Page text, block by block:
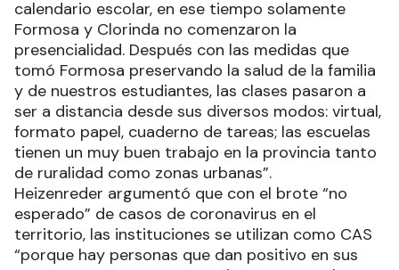
calendario escolar, en ese tiempo solamente
Formosa y Clorinda no comenzaron la
presencialidad. Después con las medidas que
tomó Formosa preservando la salud de la familia
y de nuestros estudiantes, las clases pasaron a
ser a distancia desde sus diversos modos: virtual,
formato papel, cuaderno de tareas; las escuelas
tienen un muy buen trabajo en la provincia tanto
de ruralidad como zonas urbanas”.
Heizenreder argumentó que con el brote “no
esperado” de casos de coronavirus en el
territorio, las instituciones se utilizan como CAS
“porque hay personas que dan positivo en sus